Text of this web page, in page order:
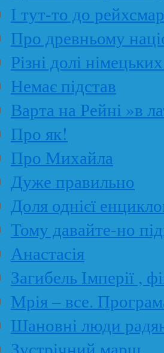
І тут-то до
Про древньому
Різні долі
Немає підстав
Варта на Рейні »в
Про як!
Про Михайла
Дуже правильно
Доля однієї
Тому давайте-но
Анастасія
Загибель Імперії ,
Мрія – все.
Шановні люди